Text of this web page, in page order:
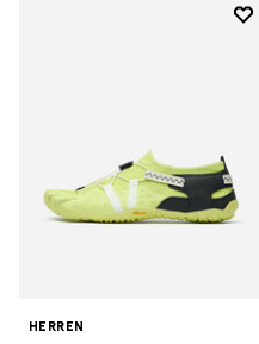
HERREN